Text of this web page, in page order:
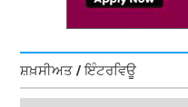
ਸ਼ਖ਼ਸੀਅਤ / ਇੰਟਰਵਿਊ